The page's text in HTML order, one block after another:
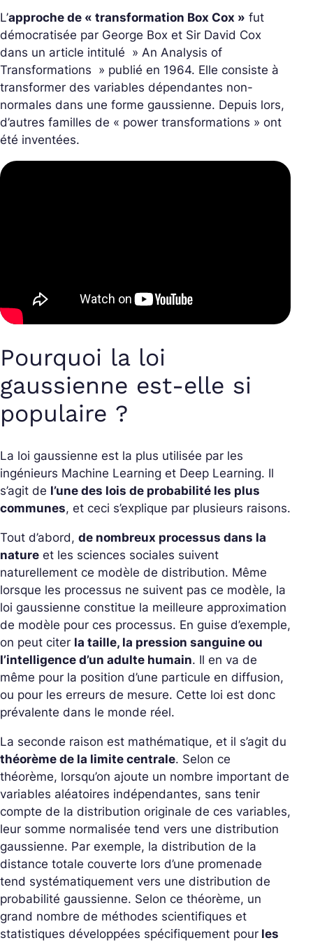
L’approche de « transformation Box Cox » fut
démocratisée par George Box et Sir David Cox
dans un article intitulé » An Analysis of
Transformations » publié en 1964. Elle consiste à
transformer des variables dépendantes non-
normales dans une forme gaussienne. Depuis lors,
d’autres familles de « power transformations » ont
été inventées.
Pourquoi la loi
gaussienne est-elle si
populaire ?
La loi gaussienne est la plus utilisée par les
ingénieurs Machine Learning et Deep Learning. Il
s’agit de l’une des lois de probabilité les plus
communes, et ceci s’explique par plusieurs raisons.
Tout d’abord, de nombreux processus dans la
nature et les sciences sociales suivent
naturellement ce modèle de distribution. Même
lorsque les processus ne suivent pas ce modèle, la
loi gaussienne constitue la meilleure approximation
de modèle pour ces processus. En guise d’exemple,
on peut citer la taille, la pression sanguine ou
l’intelligence d’un adulte humain. Il en va de
même pour la position d’une particule en diffusion,
ou pour les erreurs de mesure. Cette loi est donc
prévalente dans le monde réel.
La seconde raison est mathématique, et il s’agit du
théorème de la limite centrale. Selon ce
théorème, lorsqu’on ajoute un nombre important de
variables aléatoires indépendantes, sans tenir
compte de la distribution originale de ces variables,
leur somme normalisée tend vers une distribution
gaussienne. Par exemple, la distribution de la
distance totale couverte lors d’une promenade
tend systématiquement vers une distribution de
probabilité gaussienne. Selon ce théorème, un
grand nombre de méthodes scientifiques et
statistiques développées spécifiquement pour les